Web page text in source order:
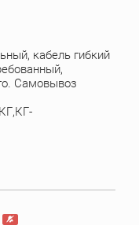
кабель гибкий
Самовывоз